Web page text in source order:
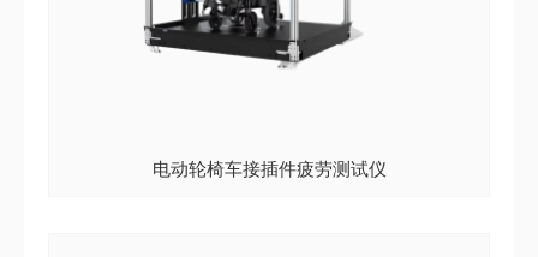
电动轮椅车接插件疲劳测试仪